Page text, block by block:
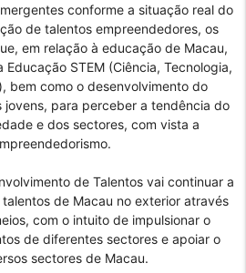
conforme a situação real do
de talentos empreendedores, os
em relação à educação de Macau,
STEM (Ciência, Tecnologia,
bem como o desenvolvimento do
jovens, para perceber a tendência do
e dos sectores, com vista a
de Talentos vai continuar a
de Macau no exterior através
com o intuito de impulsionar o
de diferentes sectores e apoiar o
sectores de Macau.